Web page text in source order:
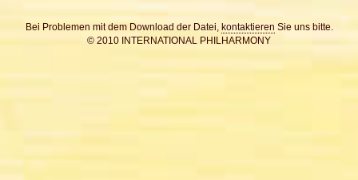
Bei Problemen mit dem Download der Datei, kontaktieren Sie uns bitte.
© 2010 INTERNATIONAL PHILHARMONY